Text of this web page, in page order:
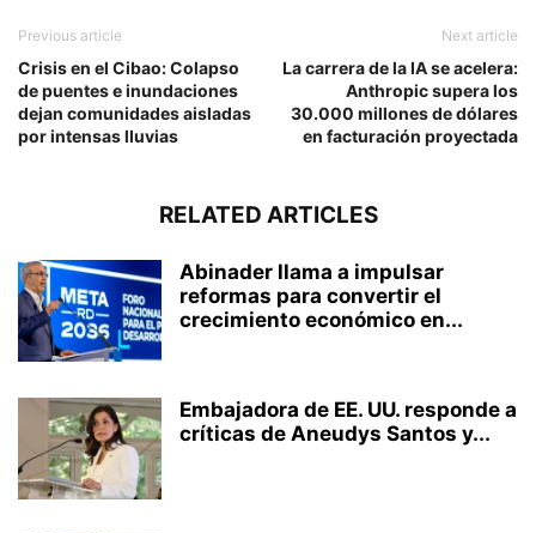
Previous article
Crisis en el Cibao: Colapso
de puentes e inundaciones
dejan comunidades aisladas
por intensas lluvias
Next article
La carrera de la IA se acelera:
Anthropic supera los
30.000 millones de dólares
en facturación proyectada
RELATED ARTICLES
Abinader llama a impulsar
reformas para convertir el
crecimiento económico en...
Embajadora de EE. UU. responde a
críticas de Aneudys Santos y...